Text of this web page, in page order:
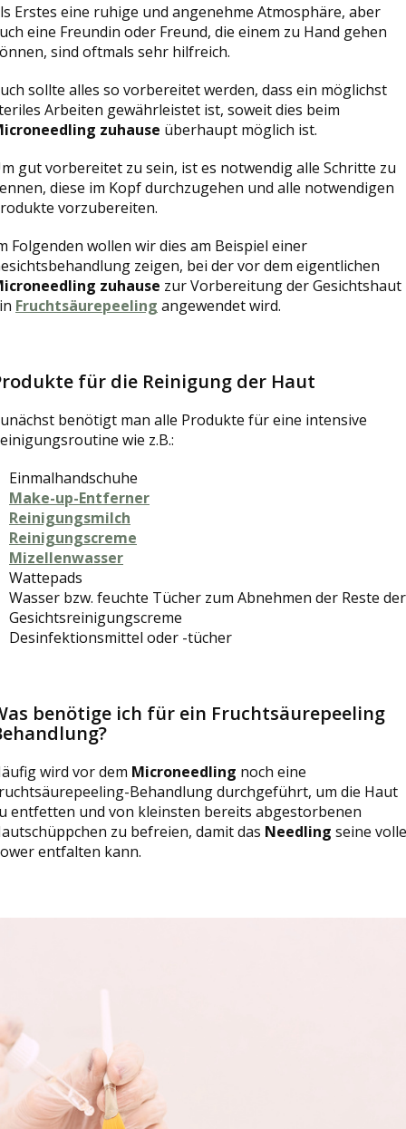
Erstes eine ruhige und angenehme Atmosphäre, aber
eine Freundin oder Freund, die einem zu Hand gehen
sind oftmals sehr hilfreich.
sollte alles so vorbereitet werden, dass ein möglichst
Arbeiten gewährleistet ist, soweit dies beim
zuhause überhaupt möglich ist.
gut vorbereitet zu sein, ist es notwendig alle Schritte zu
diese im Kopf durchzugehen und alle notwendigen
vorzubereiten.
Folgenden wollen wir dies am Beispiel einer
zeigen, bei der vor dem eigentlichen
zuhause zur Vorbereitung der Gesichtshaut
Fruchtsäurepeeling angewendet wird.
für die Reinigung der Haut
benötigt man alle Produkte für eine intensive
wie z.B.:
Einmalhandschuhe
Make-up-Entferner
Reinigungsmilch
Reinigungscreme
Mizellenwasser
Wattepads
Wasser bzw. feuchte Tücher zum Abnehmen der Reste der
Gesichtsreinigungscreme
Desinfektionsmittel oder -tücher
benötige ich für ein Fruchtsäurepeeling
wird vor dem Microneedling noch eine
Behandlung durchgeführt, um die Haut
entfetten und von kleinsten bereits abgestorbenen
zu befreien, damit das Needling seine volle
entfalten kann.